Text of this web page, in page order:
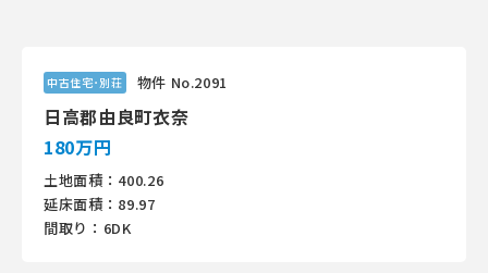
中古住宅･別荘 物件 No.2091
日高郡由良町衣奈
180万円
土地面積：400.26
延床面積：89.97
間取り：6DK